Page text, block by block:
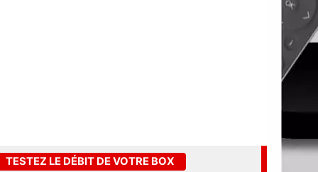
TESTEZ LE DÉBIT DE VOTRE BOX